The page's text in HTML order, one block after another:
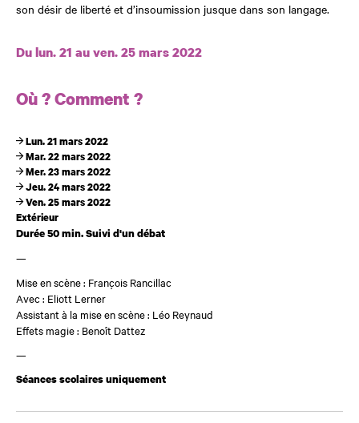
son désir de liberté et d’insoumission jusque dans son langage.
Dates et horaires
Du lun. 21 au ven. 25 mars 2022
Où ? Comment ?
Lun. 21 mars 2022
Mar. 22 mars 2022
Mer. 23 mars 2022
Jeu. 24 mars 2022
Ven. 25 mars 2022
Extérieur
Durée 50 min. Suivi d'un débat
—
Mise en scène : François Rancillac
Avec : Eliott Lerner
Assistant à la mise en scène : Léo Reynaud
Effets magie : Benoît Dattez
—
Séances scolaires uniquement